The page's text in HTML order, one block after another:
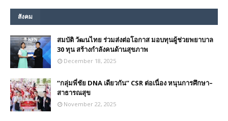
สังคม
สมบัติ วัฒนไทย ร่วมส่งต่อโอกาส มอบทุนผู้ช่วยพยาบาล
30 ทุน สร้างกำลังคนด้านสุขภาพ
December 18, 2025
“กลุ่มพี่ชัย DNA เดียวกัน” CSR ต่อเนื่อง หนุนการศึกษา–
สาธารณสุข
November 22, 2025